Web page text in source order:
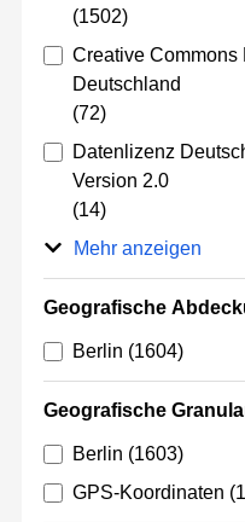
(1502)
Creative Commons
Deutschland
(72)
Datenlizenz
Version 2.0
(14)
Mehr anzeigen
Geografische
Berlin (1604)
Geografische
Berlin (1603)
GPS-Koordinaten